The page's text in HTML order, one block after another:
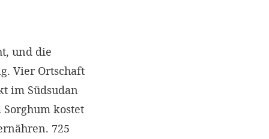
und die
Vier Ortschaft
im Südsudan
kostet
725